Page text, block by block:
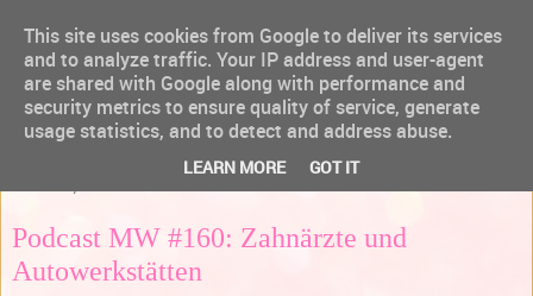
Podcast MW #160: Zahnärzte und
Autowerkstätten
This site uses cookies from Google to deliver its services
and to analyze traffic. Your IP address and user-agent
are shared with Google along with performance and
security metrics to ensure quality of service, generate
usage statistics, and to detect and address abuse.
LEARN MORE GOT IT